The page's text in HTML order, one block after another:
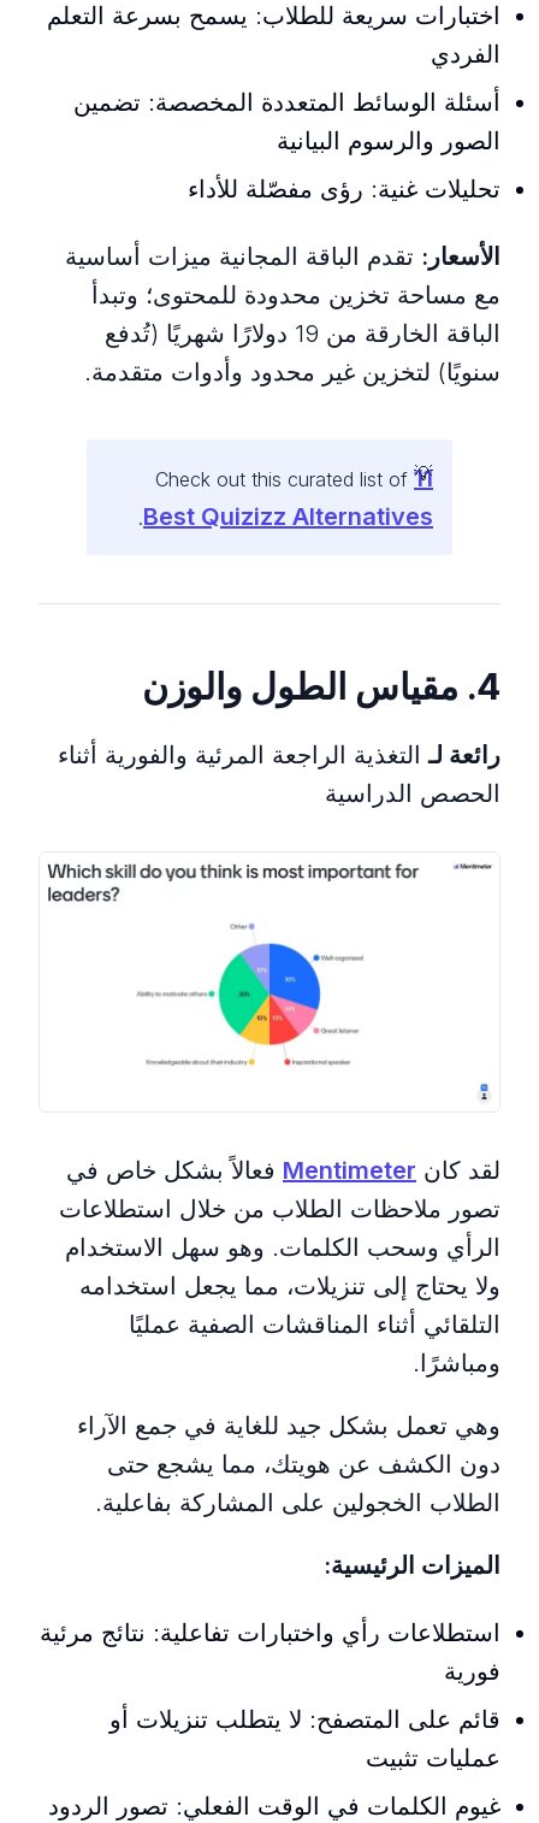
اختبارات سريعة للطلاب: يسمح بسرعة التعلم
الفردي
أسئلة الوسائط المتعددة المخصصة: تضمين
الصور والرسوم البيانية
تحليلات غنية: رؤى مفصّلة للأداء
الأسعار: تقدم الباقة المجانية ميزات أساسية
مع مساحة تخزين محدودة للمحتوى؛ وتبدأ
الباقة الخارقة من 19 دولارًا شهريًا (تُدفع
سنويًا) لتخزين غير محدود وأدوات متقدمة.
Check out this curated list of 11
Best Quizizz Alternatives
.
4. مقياس الطول والوزن
رائعة لـالتغذية الراجعة المرئية والفورية أثناء
الحصص الدراسية
لقد كان Mentimeter فعالاً بشكل خاص في
تصور ملاحظات الطلاب من خلال استطلاعات
الرأي وسحب الكلمات. وهو سهل الاستخدام
ولا يحتاج إلى تنزيلات، مما يجعل استخدامه
التلقائي أثناء المناقشات الصفية عمليًا
ومباشرًا.
وهي تعمل بشكل جيد للغاية في جمع الآراء
دون الكشف عن هويتك، مما يشجع حتى
الطلاب الخجولين على المشاركة بفاعلية.
الميزات الرئيسية:
استطلاعات رأي واختبارات تفاعلية: نتائج مرئية
فورية
قائم على المتصفح: لا يتطلب تنزيلات أو
عمليات تثبيت
غيوم الكلمات في الوقت الفعلي: تصور الردود